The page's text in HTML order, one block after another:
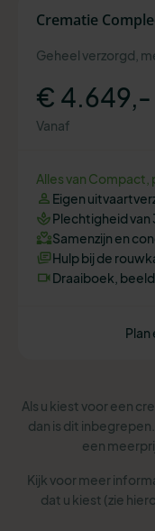
Crematie
Geheel verzorgd,
€ 4.649,-
Vanaf
Alles van Compact,
Eigen
Plechtigheid van
Samenzijn en
Hulp bij de
Draaiboek,
Als u kiest voor een
dan is dit
een
Kijk voor meer
dat u kiest (zie